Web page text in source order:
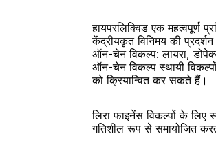
हायपरलिक्विड एक महत्वपूर्ण
केंद्रीयकृत विनिमय की
ऑन-चेन विकल्प: लायरा,
ऑन-चेन विकल्प स्थायी
को क्रियान्वित कर सकते हैं।
लिरा फाइनेंस विकल्पों के लिए
गतिशील रूप से समायोजित